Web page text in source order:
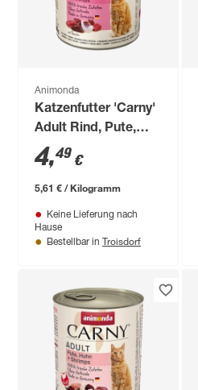
Animonda
Katzenfutter 'Carny'
Adult Rind, Pute,
Shrimp 800 g
4,49 €
5,61 € / Kilogramm
Keine Lieferung nach
Hause
Bestellbar in Troisdorf